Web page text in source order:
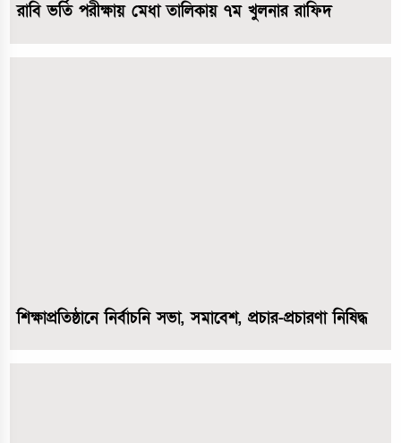
রাবি ভর্তি পরীক্ষায় মেধা তালিকায় ৭ম খুলনার রাফিদ
শিক্ষাপ্রতিষ্ঠানে নির্বাচনি সভা, সমাবেশ, প্রচার-প্রচারণা নিষিদ্ধ